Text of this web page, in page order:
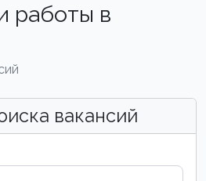
работы в
вакансий